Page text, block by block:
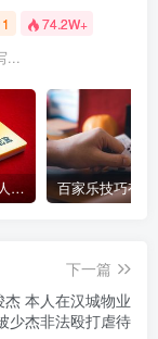
1 74.2W+
...
百家乐策略——跟人胜过跟路
下一篇
杰 本人在汉城物业
少杰非法殴打虐待